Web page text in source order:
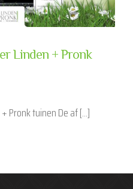
Linden + Pronk
Pronk tuinen De af [...]